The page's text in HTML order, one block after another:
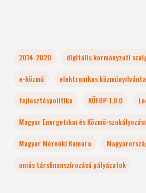
2014-2020
digitális kormányzati
e-közmű
elektronikus
fejlesztéspolitika
KÖFOP-1.0.0
Magyar Energetikai és Közmű-
Magyar Mérnöki Kamara
uniós társfinanszírozású pályázatok